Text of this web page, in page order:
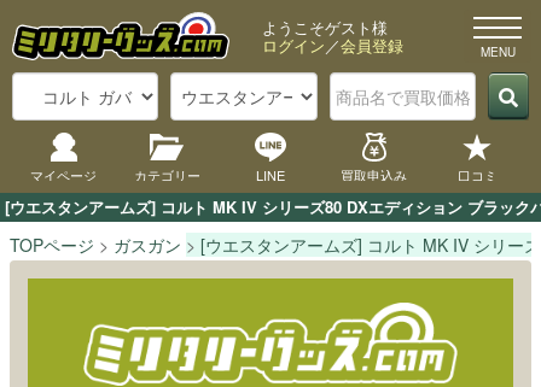
[ウエスタンアームズ] コルト MK IV シリーズ80 DXエディション ブラッ
ようこそゲスト様
ログイン／会員登録
マイページ カテゴリー LINE 買取申込み 口コミ
TOPページ ガスガン [ウエスタンアームズ] コルト MK IV シリー